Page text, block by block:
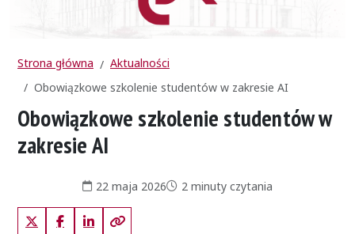
Strona główna
Aktualności
Obowiązkowe szkolenie studentów w zakresie AI
Obowiązkowe szkolenie studentów w
zakresie AI
Data publikacji:
22 maja 2026Czas czytania:
2 minuty czytania
X (Twitter)FacebookLinkedInKopiuj link